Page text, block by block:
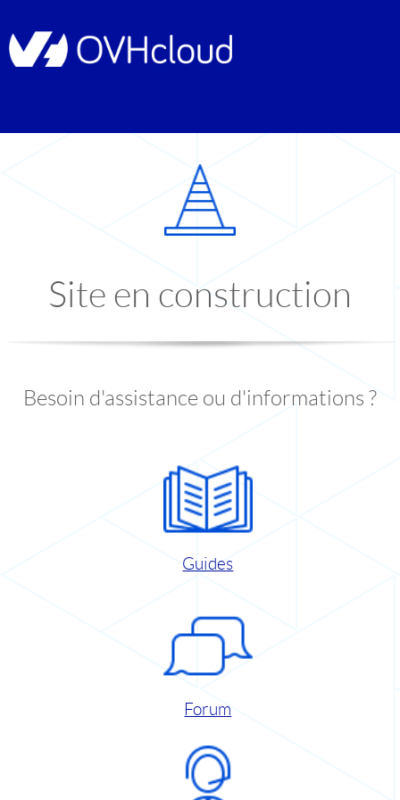
Site en construction
Besoin d'assistance ou d'informations ?
Guides
Forum